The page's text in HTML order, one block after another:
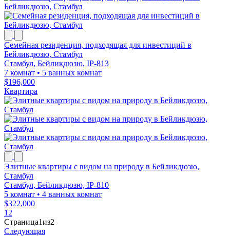
Семейная резиденция, подходящая для инвестиций в
Бейликдюзю, Стамбул
Стамбул, Бейликдюзю, IP-813
7 комнат • 5 ванных комнат
$196,000
Квартира
Элитные квартиры с видом на природу в Бейликдюзю,
Стамбул
Стамбул, Бейликдюзю, IP-810
5 комнат • 4 ванных комнат
$322,000
1 2
Страница1из2
Следующая